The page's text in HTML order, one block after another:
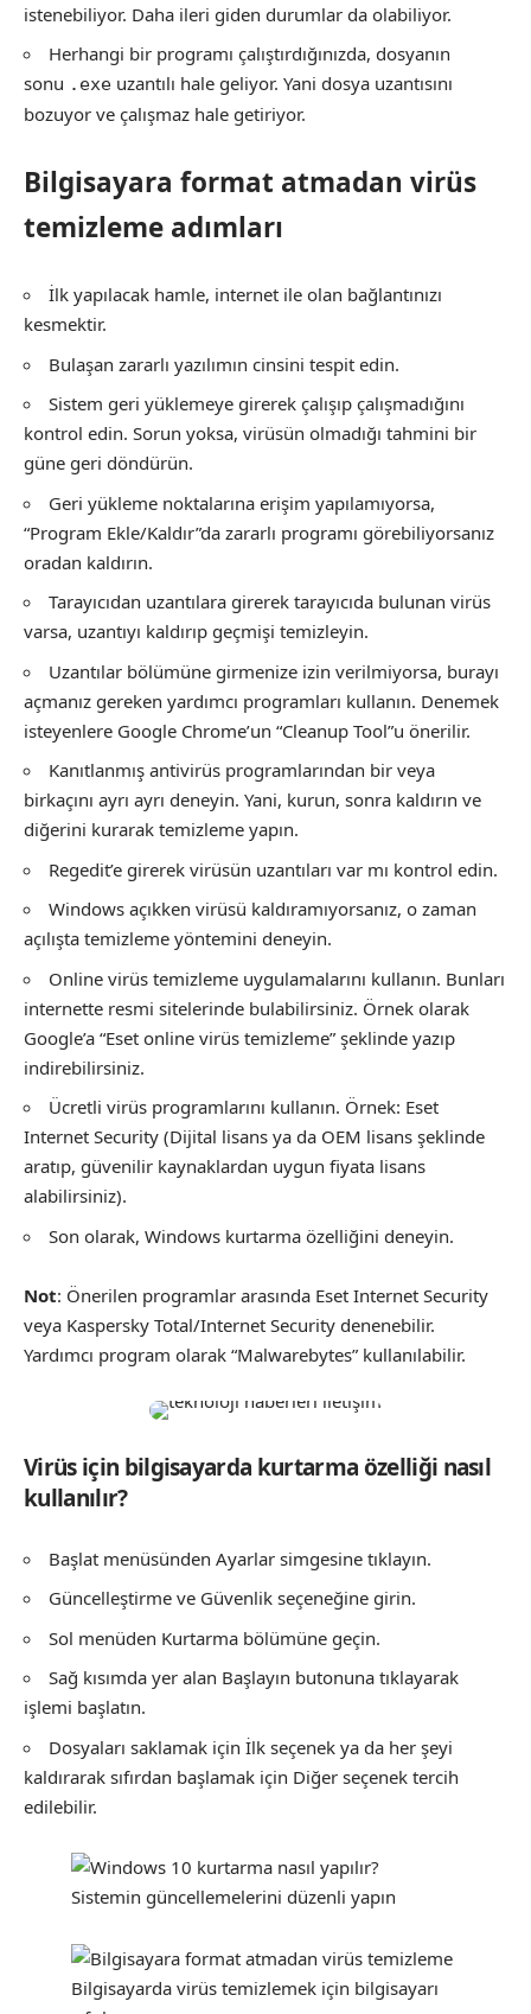
istenebiliyor. Daha ileri giden durumlar da olabiliyor.
Herhangi bir programı çalıştırdığınızda, dosyanın
sonu .exe uzantılı hale geliyor. Yani dosya uzantısını
bozuyor ve çalışmaz hale getiriyor.
Bilgisayara format atmadan virüs
temizleme adımları
İlk yapılacak hamle, internet ile olan bağlantınızı
kesmektir.
Bulaşan zararlı yazılımın cinsini tespit edin.
Sistem geri yüklemeye girerek çalışıp çalışmadığını
kontrol edin. Sorun yoksa, virüsün olmadığı tahmini bir
güne geri döndürün.
Geri yükleme noktalarına erişim yapılamıyorsa,
“Program Ekle/Kaldır”da zararlı programı görebiliyorsanız
oradan kaldırın.
Tarayıcıdan uzantılara girerek tarayıcıda bulunan virüs
varsa, uzantıyı kaldırıp geçmişi temizleyin.
Uzantılar bölümüne girmenize izin verilmiyorsa, burayı
açmanız gereken yardımcı programları kullanın. Denemek
isteyenlere Google Chrome’un “Cleanup Tool”u önerilir.
Kanıtlanmış antivirüs programlarından bir veya
birkaçını ayrı ayrı deneyin. Yani, kurun, sonra kaldırın ve
diğerini kurarak temizleme yapın.
Regedit’e girerek virüsün uzantıları var mı kontrol edin.
Windows açıkken virüsü kaldıramıyorsanız, o zaman
açılışta temizleme yöntemini deneyin.
Online virüs temizleme uygulamalarını kullanın. Bunları
internette resmi sitelerinde bulabilirsiniz. Örnek olarak
Google’a “Eset online virüs temizleme” şeklinde yazıp
indirebilirsiniz.
Ücretli virüs programlarını kullanın. Örnek: Eset
Internet Security (Dijital lisans ya da OEM lisans şeklinde
aratıp, güvenilir kaynaklardan uygun fiyata lisans
alabilirsiniz).
Son olarak, Windows kurtarma özelliğini deneyin.
Not: Önerilen programlar arasında Eset Internet Security
veya Kaspersky Total/Internet Security denenebilir.
Yardımcı program olarak “Malwarebytes” kullanılabilir.
Virüs için bilgisayarda kurtarma özelliği nasıl
kullanılır?
Başlat menüsünden Ayarlar simgesine tıklayın.
Güncelleştirme ve Güvenlik seçeneğine girin.
Sol menüden Kurtarma bölümüne geçin.
Sağ kısımda yer alan Başlayın butonuna tıklayarak
işlemi başlatın.
Dosyaları saklamak için İlk seçenek ya da her şeyi
kaldırarak sıfırdan başlamak için Diğer seçenek tercih
edilebilir.
Sistemin güncellemelerini düzenli yapın
Bilgisayarda virüs temizlemek için bilgisayarı